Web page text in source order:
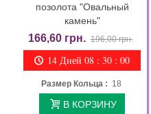
позолота "Овальный
камень"
166,60 грн. 196,00 грн.
14 Дней 08 : 29 : 58
Размер Кольца : 18
В КОРЗИНУ